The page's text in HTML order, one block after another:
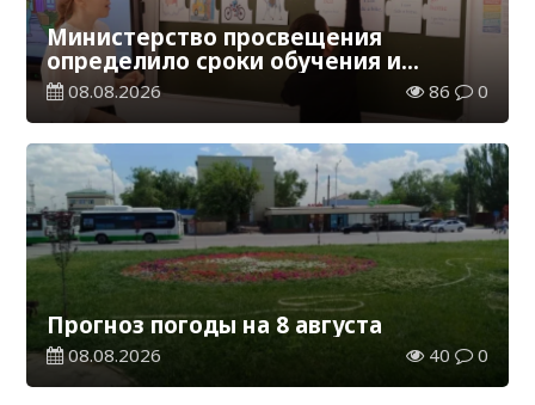
Министерство просвещения
определило сроки обучения и
каникул на 2026-2027 учебный год
08.08.2026 86 0
Прогноз погоды на 8 августа
08.08.2026 40 0